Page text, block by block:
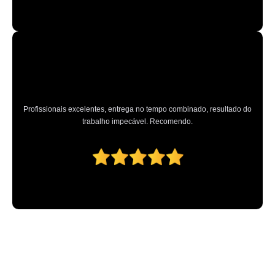
Profissionais excelentes, entrega no tempo combinado, resultado do
trabalho impecável. Recomendo.